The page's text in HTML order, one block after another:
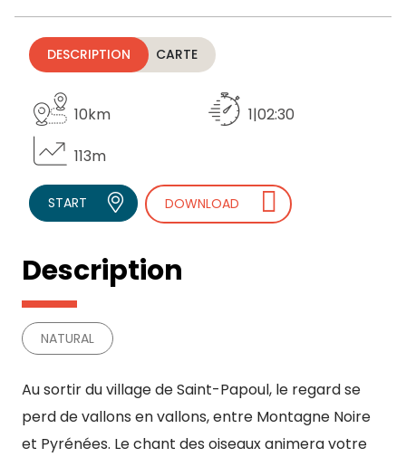
DESCRIPTION CARTE
10km
1|02:30
113m
START DOWNLOAD
Description
NATURAL
Au sortir du village de Saint-Papoul, le regard se
perd de vallons en vallons, entre Montagne Noire
et Pyrénées. Le chant des oiseaux animera votre